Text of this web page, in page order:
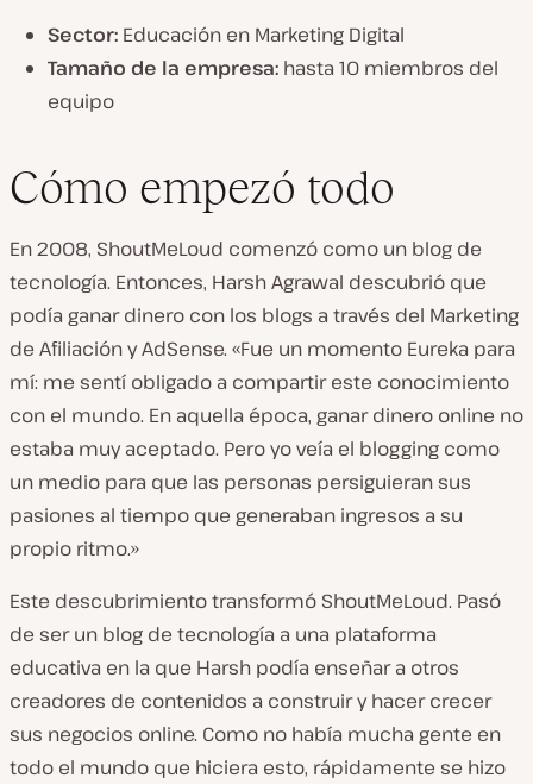
Sector: Educación en Marketing Digital
Tamaño de la empresa: hasta 10 miembros del
equipo
Cómo empezó todo
En 2008, ShoutMeLoud comenzó como un blog de
tecnología. Entonces, Harsh Agrawal descubrió que
podía ganar dinero con los blogs a través del Marketing
de Afiliación y AdSense. «Fue un momento Eureka para
mí: me sentí obligado a compartir este conocimiento
con el mundo. En aquella época, ganar dinero online no
estaba muy aceptado. Pero yo veía el blogging como
un medio para que las personas persiguieran sus
pasiones al tiempo que generaban ingresos a su
propio ritmo.»
Este descubrimiento transformó ShoutMeLoud. Pasó
de ser un blog de tecnología a una plataforma
educativa en la que Harsh podía enseñar a otros
creadores de contenidos a construir y hacer crecer
sus negocios online. Como no había mucha gente en
todo el mundo que hiciera esto, rápidamente se hizo